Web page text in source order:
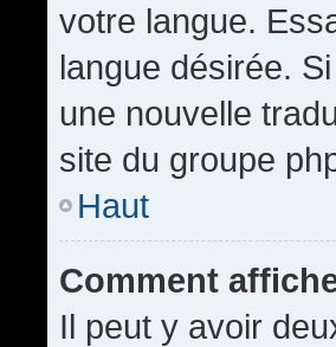
votre langue.
langue désirée.
une nouvelle
site du groupe
Haut
Comment
Il peut y avoir